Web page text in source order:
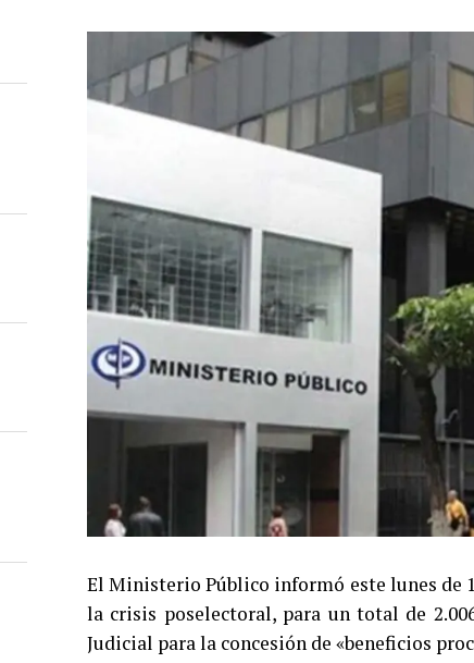
El Ministerio Público informó este lunes de
la crisis poselectoral, para un total de
Judicial para la concesión de «beneficios